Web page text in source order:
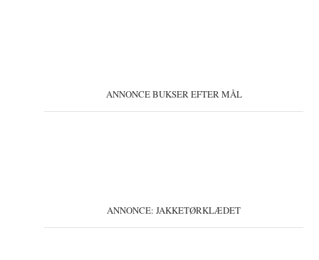
ANNONCE BUKSER EFTER MÅL
ANNONCE: JAKKETØRKLÆDET